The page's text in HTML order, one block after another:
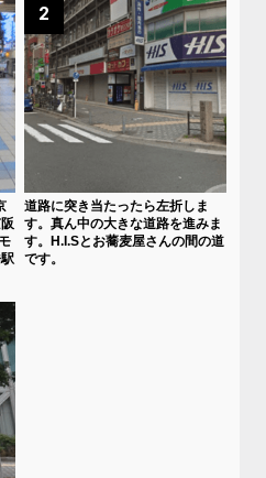
2
道路に突き当たったら左折しま
す。真ん中の大きな道路を進みま
す。H.I.Sとお蕎麦屋さんの間の道
です。